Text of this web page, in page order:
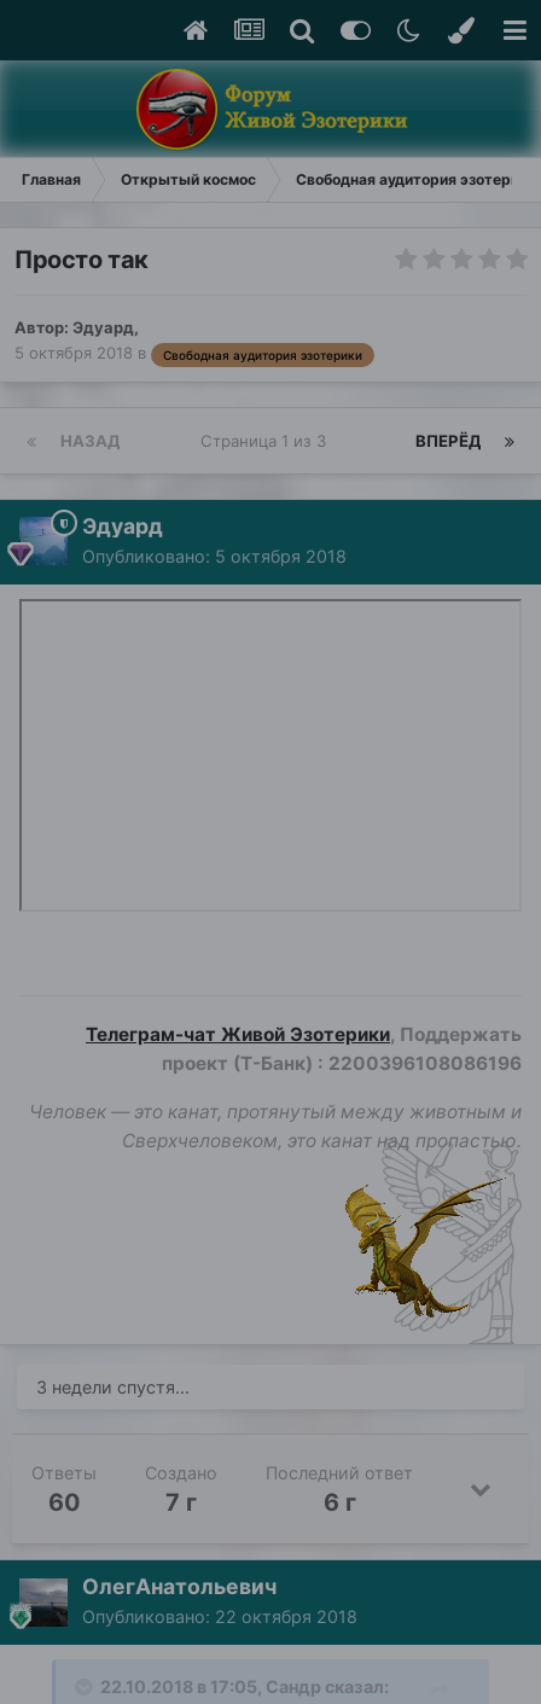
Главная Открытый космос Свободная аудитория эзотерики
Просто так
Автор: Эдуард,
5 октября 2018 в Свободная аудитория эзотерики
НАЗАД ВПЕРЁД
Страница 1 из 3
Эдуард
Опубликовано: 5 октября 2018
Телеграм-чат Живой Эзотерики, Поддержать
проект (Т-Банк) : 2200396108086196
Человек — это канат, протянутый между животным и
Сверхчеловеком, это канат над пропастью.
3 недели спустя...
Ответы
60
Создано
7 г
Последний ответ
6 г
ОлегАнатольевич
Опубликовано: 22 октября 2018
22.10.2018 в 17:05, Сандр сказал: